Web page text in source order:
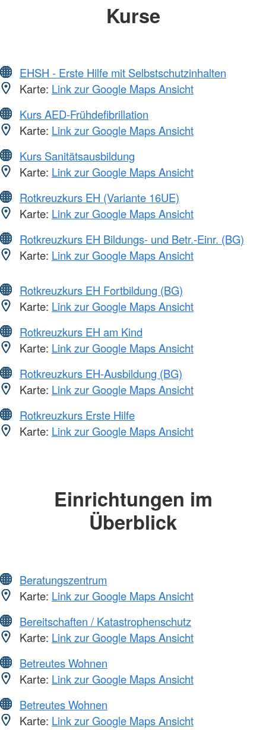
Kurse
EHSH - Erste Hilfe mit Selbstschutzinhalten
Karte: Link zur Google Maps Ansicht
Kurs AED-Frühdefibrillation
Karte: Link zur Google Maps Ansicht
Kurs Sanitätsausbildung
Karte: Link zur Google Maps Ansicht
Rotkreuzkurs EH (Variante 16UE)
Karte: Link zur Google Maps Ansicht
Rotkreuzkurs EH Bildungs- und Betr.-Einr. (BG)
Karte: Link zur Google Maps Ansicht
Rotkreuzkurs EH Fortbildung (BG)
Karte: Link zur Google Maps Ansicht
Rotkreuzkurs EH am Kind
Karte: Link zur Google Maps Ansicht
Rotkreuzkurs EH-Ausbildung (BG)
Karte: Link zur Google Maps Ansicht
Rotkreuzkurs Erste Hilfe
Karte: Link zur Google Maps Ansicht
Einrichtungen im
Überblick
Beratungszentrum
Karte: Link zur Google Maps Ansicht
Bereitschaften / Katastrophenschutz
Karte: Link zur Google Maps Ansicht
Betreutes Wohnen
Karte: Link zur Google Maps Ansicht
Betreutes Wohnen
Karte: Link zur Google Maps Ansicht